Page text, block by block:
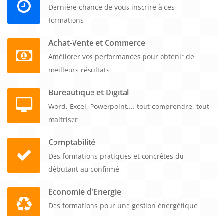
procédures.
d'urbanisme est essentielle pour les professionnels du BTP et
de l'immobilier. Elle leur permet de mieux comprendre les
règles et les procédures d'urbanisme en vigueur, de gagner
en efficacité lors des procédures d'autorisation et de
proposer des solutions adaptées à leurs clients. Elle est
également essentielle pour se tenir informé des évolutions
Dernière chance de vous inscrire à ces
formations
Achat-Vente et Commerce
Améliorer vos performances pour obtenir de
meilleurs résultats
Bureautique et Digital
Word, Excel, Powerpoint,... tout comprendre, tout
maitriser
Comptabilité
Des formations pratiques et concrètes du
débutant au confirmé
Economie d'Energie
Des formations pour une gestion énergétique